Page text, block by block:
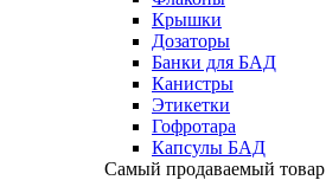
Крышки
Дозаторы
Банки для БАД
Канистры
Этикетки
Гофротара
Капсулы БАД
Самый продаваемый товар